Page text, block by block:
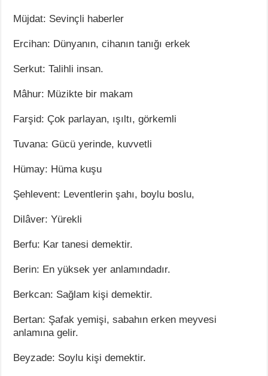
Müjdat: Sevinçli haberler
Ercihan: Dünyanın, cihanın tanığı erkek
Serkut: Talihli insan.
Mâhur: Müzikte bir makam
Farşid: Çok parlayan, ışıltı, görkemli
Tuvana: Gücü yerinde, kuvvetli
Hümay: Hüma kuşu
Şehlevent: Leventlerin şahı, boylu boslu,
Dilâver: Yürekli
Berfu: Kar tanesi demektir.
Berin: En yüksek yer anlamındadır.
Berkcan: Sağlam kişi demektir.
Bertan: Şafak yemişi, sabahın erken meyvesi
anlamına gelir.
Beyzade: Soylu kişi demektir.